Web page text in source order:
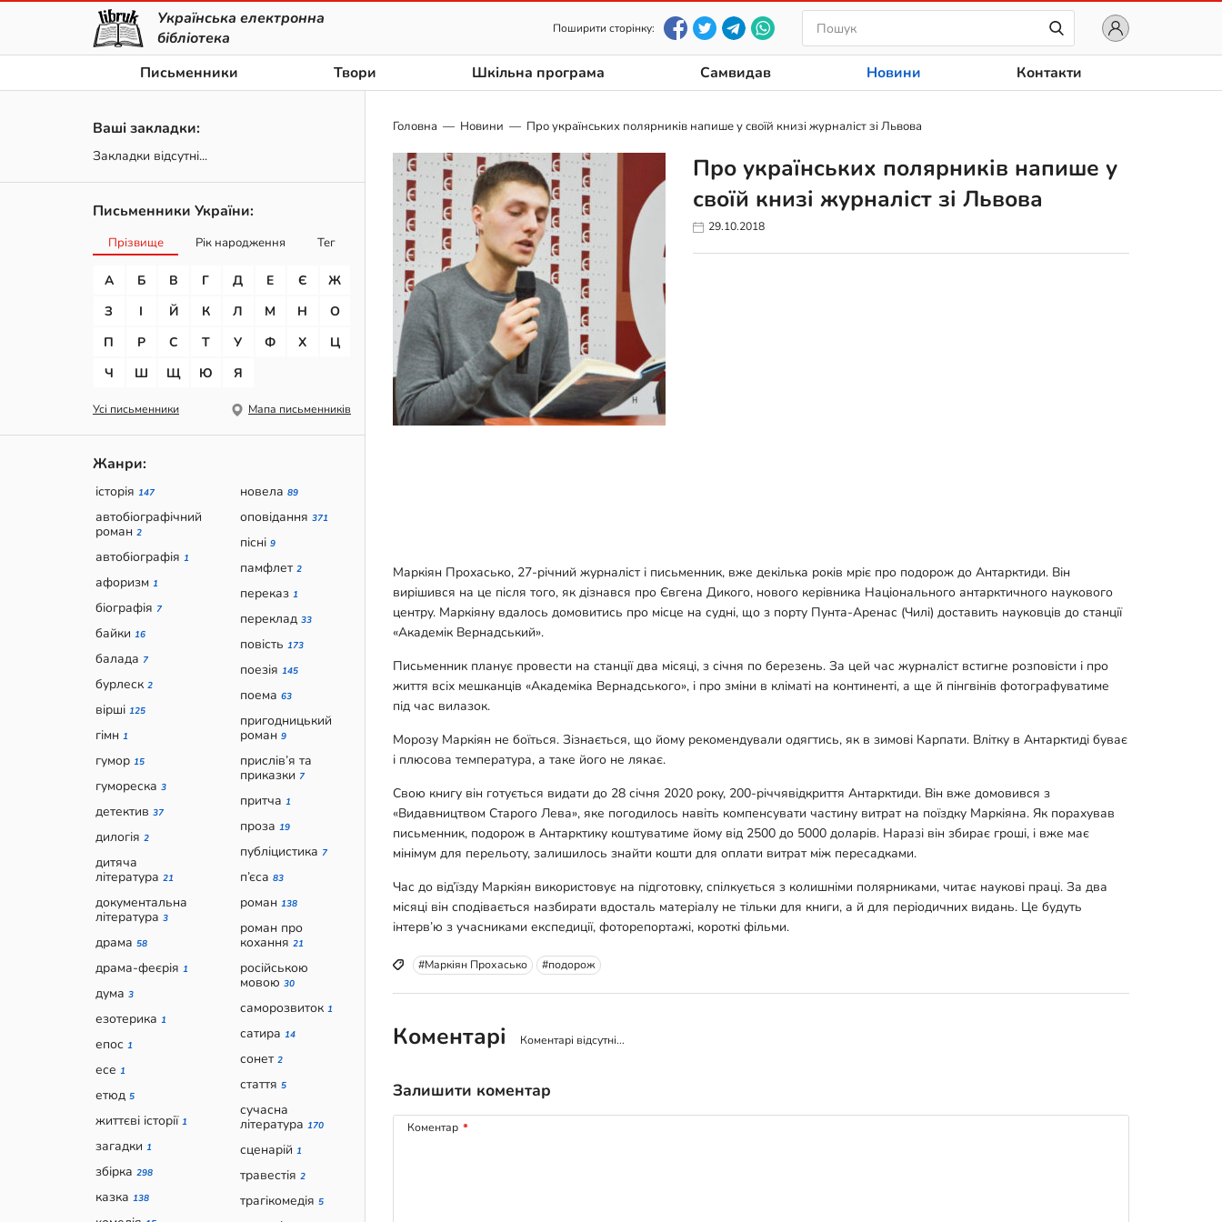
Українська електронна
бібліотека
Поширити сторінку:
Письменники Твори Шкільна програма Самвидав Новини Контакти
Ваші закладки:
Закладки відсутні...
Письменники України:
Прізвище Рік народження Тег
А Б В Г Д Е Є
Ж
З
І Й К Л М Н
О
П
Р С Т У Ф Х
Ц
Ч
Ш Щ Ю Я
Усі письменники Мапа письменників
Жанри:
історія 147
автобіографічний
роман 2
автобіографія 1
афоризм 1
біографія 7
байки 16
балада 7
бурлеск 2
вірші 125
гімн 1
гумор 15
гумореска 3
детектив 37
дилогія 2
дитяча
література 21
документальна
література 3
драма 58
драма-феєрія 1
дума 3
езотерика 1
епос 1
есе 1
етюд 5
життєві історії 1
загадки 1
збірка 298
казка 138
новела 89
оповідання 371
пісні 9
памфлет 2
переказ 1
переклад 33
повість 173
поезія 145
поема 63
пригодницький
роман 9
прислів’я та
приказки 7
притча 1
проза 19
публіцистика 7
п’єса 83
роман 138
роман про
кохання 21
російською
мовою 30
саморозвиток 1
сатира 14
сонет 2
стаття 5
сучасна
література 170
сценарій 1
травестія 2
трагікомедія 5
Головна Новини Про українських полярників напише у своїй книзі журналіст зі Львова
Про українських полярників напише у
своїй книзі журналіст зі Львова
29.10.2018
Маркіян Прохасько, 27-річний журналіст і письменник, вже декілька років мріє про подорож до Антарктиди. Він
вирішився на це після того, як дізнався про Євгена Дикого, нового керівника Національного антарктичного наукового
центру. Маркіяну вдалось домовитись про місце на судні, що з порту Пунта-Аренас (Чилі) доставить науковців до станції
«Академік Вернадський».
Письменник планує провести на станції два місяці, з січня по березень. За цей час журналіст встигне розповісти і про
життя всіх мешканців «Академіка Вернадського», і про зміни в кліматі на континенті, а ще й пінгвінів фотографуватиме
під час вилазок.
Морозу Маркіян не боїться. Зізнається, що йому рекомендували одягтись, як в зимові Карпати. Влітку в Антарктиді буває
і плюсова температура, а таке його не лякає.
Свою книгу він готується видати до 28 січня 2020 року, 200-річчявідкриття Антарктиди. Він вже домовився з
«Видавництвом Старого Лева», яке погодилось навіть компенсувати частину витрат на поїздку Маркіяна. Як порахував
письменник, подорож в Антарктику коштуватиме йому від 2500 до 5000 доларів. Наразі він збирає гроші, і вже має
мінімум для перельоту, залишилось знайти кошти для оплати витрат між пересадками.
Час до від’їзду Маркіян використовує на підготовку, спілкується з колишніми полярниками, читає наукові праці. За два
місяці він сподівається назбирати вдосталь матеріалу не тільки для книги, а й для періодичних видань. Це будуть
інтерв’ю з учасниками експедиції, фоторепортажі, короткі фільми.
#Маркіян Прохасько #подорож
Коментарі Коментарі відсутні...
Залишити коментар
Коментар *